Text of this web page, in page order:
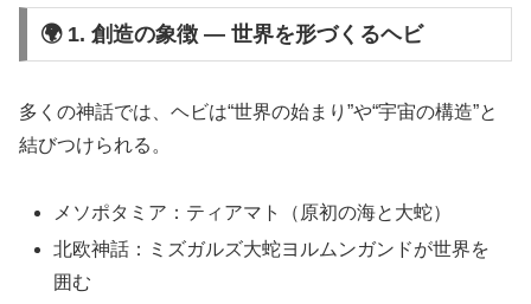
🌍 1. 創造の象徴 ― 世界を形づくるヘビ
多くの神話では、ヘビは“世界の始まり”や“宇宙の構造”と
結びつけられる。
メソポタミア：ティアマト（原初の海と大蛇）
北欧神話：ミズガルズ大蛇ヨルムンガンドが世界を
囲む